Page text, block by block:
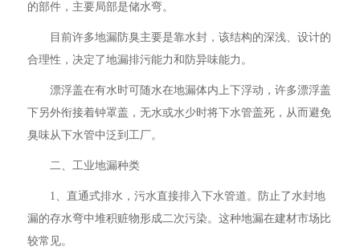
的部件，主要局部是储水弯。
目前许多地漏防臭主要是靠水封，该结构的深浅、设计的
合理性，决定了地漏排污能力和防异味能力。
漂浮盖在有水时可随水在地漏体内上下浮动，许多漂浮盖
下另外衔接着钟罩盖，无水或水少时将下水管盖死，从而避免
臭味从下水管中泛到工厂。
二、工业地漏种类
1、直通式排水，污水直接排入下水管道。防止了水封地
漏的存水弯中堆积赃物形成二次污染。这种地漏在建材市场比
较常见。